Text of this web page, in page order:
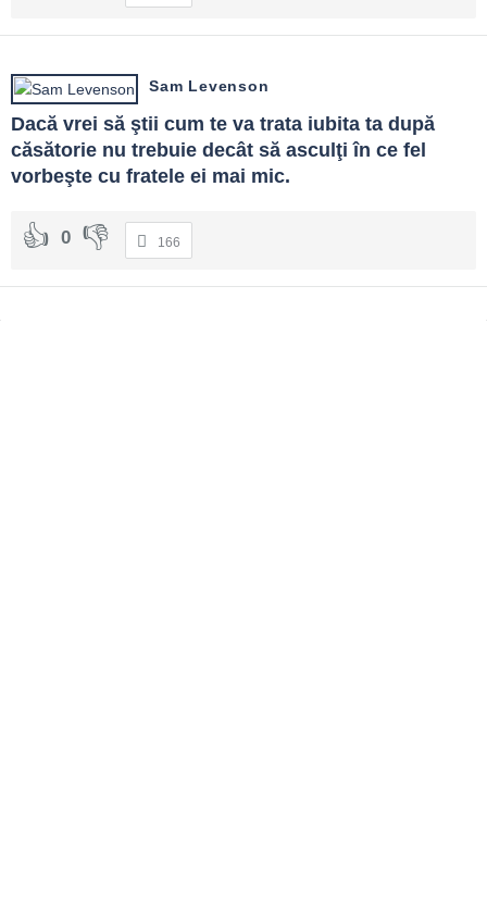
Sam Levenson
Dacă vrei să ştii cum te va trata iubita ta după
căsătorie nu trebuie decât să asculţi în ce fel
vorbeşte cu fratele ei mai mic.
0 166